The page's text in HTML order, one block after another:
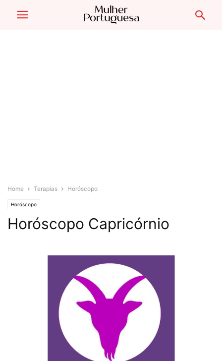
Home Terapias Horóscopo
Horóscopo
Horóscopo Capricórnio